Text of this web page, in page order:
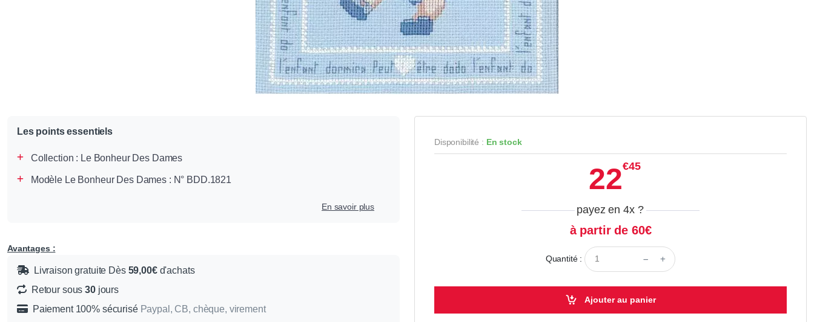
Les points essentiels
Collection : Le Bonheur Des Dames
Modèle Le Bonheur Des Dames : N° BDD.1821
En savoir plus
Avantages :
Livraison gratuite Dès 59,00€d'achats
Retour sous30jours
Paiement 100% sécurisé Paypal, CB, chèque, virement
Disponibilité : En stock
22€45
payez en 4x ?
à partir de 60€
Quantité :
Ajouter au panier